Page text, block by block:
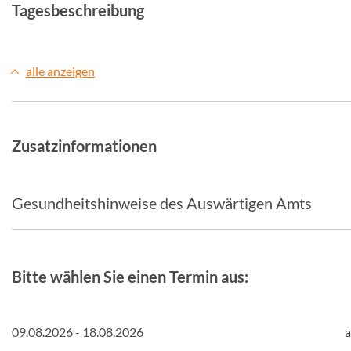
Tagesbeschreibung
alle anzeigen
Zusatzinformationen
Gesundheitshinweise des Auswärtigen Amts
Bitte wählen Sie einen Termin aus:
09.08.2026 - 18.08.2026